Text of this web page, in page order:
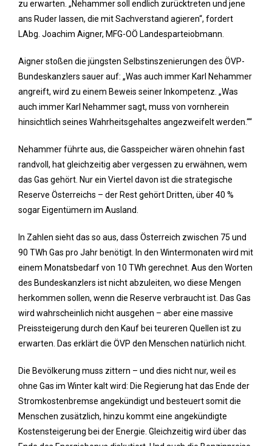
zu erwarten. „Nehammer soll endlich zurücktreten und jene
ans Ruder lassen, die mit Sachverstand agieren“, fordert
LAbg. Joachim Aigner, MFG-OÖ Landesparteiobmann.
Aigner stoßen die jüngsten Selbstinszenierungen des ÖVP-
Bundeskanzlers sauer auf: „Was auch immer Karl Nehammer
angreift, wird zu einem Beweis seiner Inkompetenz. „Was
auch immer Karl Nehammer sagt, muss von vornherein
hinsichtlich seines Wahrheitsgehaltes angezweifelt werden.““
Nehammer führte aus, die Gasspeicher wären ohnehin fast
randvoll, hat gleichzeitig aber vergessen zu erwähnen, wem
das Gas gehört. Nur ein Viertel davon ist die strategische
Reserve Österreichs – der Rest gehört Dritten, über 40 %
sogar Eigentümern im Ausland.
In Zahlen sieht das so aus, dass Österreich zwischen 75 und
90 TWh Gas pro Jahr benötigt. In den Wintermonaten wird mit
einem Monatsbedarf von 10 TWh gerechnet. Aus den Worten
des Bundeskanzlers ist nicht abzuleiten, wo diese Mengen
herkommen sollen, wenn die Reserve verbraucht ist. Das Gas
wird wahrscheinlich nicht ausgehen – aber eine massive
Preissteigerung durch den Kauf bei teureren Quellen ist zu
erwarten. Das erklärt die ÖVP den Menschen natürlich nicht.
Die Bevölkerung muss zittern – und dies nicht nur, weil es
ohne Gas im Winter kalt wird: Die Regierung hat das Ende der
Stromkostenbremse angekündigt und besteuert somit die
Menschen zusätzlich, hinzu kommt eine angekündigte
Kostensteigerung bei der Energie. Gleichzeitig wird über das